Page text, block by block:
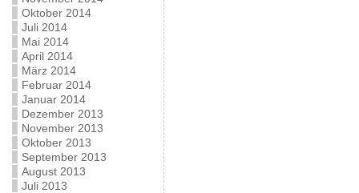
Oktober 2014
Juli 2014
Mai 2014
April 2014
März 2014
Februar 2014
Januar 2014
Dezember 2013
November 2013
Oktober 2013
September 2013
August 2013
Juli 2013